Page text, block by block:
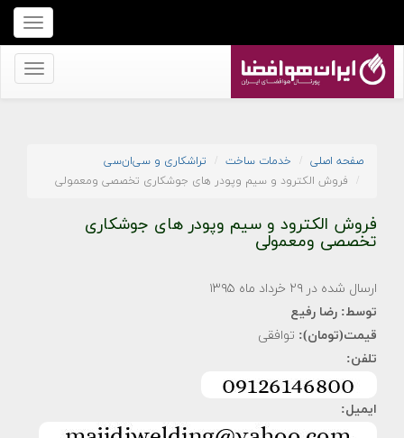
برای
نمایش
منو
برای
صفحه اصلی خدمات ساخت
تراشکاری و سی‌ان‌سی
فروش الکترود و سیم وپودر های جوشکاری تخصصی ومعمولی
فروش الکترود و سیم وپودر های جوشکاری
تخصصی ومعمولی
ارسال شده در ۲۹ خرداد ماه ۱۳۹۵
توسط: رضا رفیع
قیمت(تومان): توافقی
تلفن:
ایمیل: